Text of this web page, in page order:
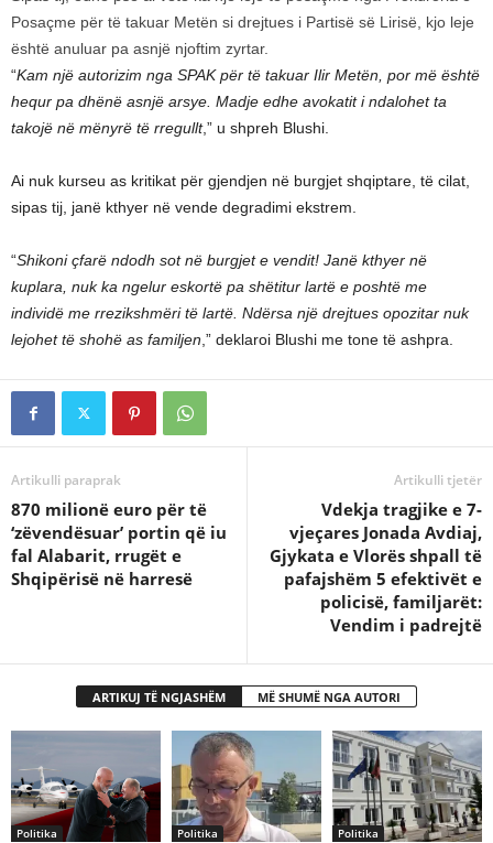
Posaçme për të takuar Metën si drejtues i Partisë së Lirisë, kjo leje
është anuluar pa asnjë njoftim zyrtar.
“Kam një autorizim nga SPAK për të takuar Ilir Metën, por më është
hequr pa dhënë asnjë arsye. Madje edhe avokatit i ndalohet ta
takojë në mënyrë të rregullt,” u shpreh Blushi.
Ai nuk kurseu as kritikat për gjendjen në burgjet shqiptare, të cilat,
sipas tij, janë kthyer në vende degradimi ekstrem.
“Shikoni çfarë ndodh sot në burgjet e vendit! Janë kthyer në
kuplara, nuk ka ngelur eskortë pa shëtitur lartë e poshtë me
individë me rrezikshmëri të lartë. Ndërsa një drejtues opozitar nuk
lejohet të shohë as familjen ,” deklaroi Blushi me tone të ashpra.
Artikulli paraprak
870 milionë euro për të
‘zëvendësuar’ portin që iu
fal Alabarit, rrugët e
Shqipërisë në harresë
Artikulli tjetër
Vdekja tragjike e 7-
vjeçares Jonada Avdiaj,
Gjykata e Vlorës shpall të
pafajshëm 5 efektivët e
policisë, familjarët:
Vendim i padrejtë
ARTIKUJ TË NGJASHËM MË SHUMË NGA AUTORI
Politika Politika Politika